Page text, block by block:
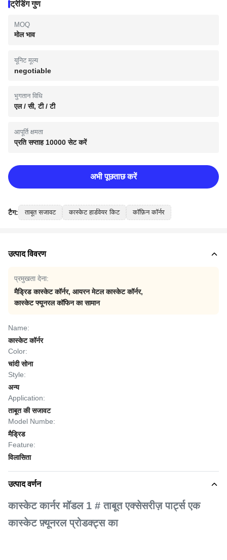
ट्रेडिंग गुण
MOQ
मोल भाव
यूनिट मूल्य
negotiable
भुगतान विधि
एल / सी, टी / टी
आपूर्ति क्षमता
प्रति सप्ताह 10000 सेट करें
अभी पूछताछ करें
टैग: ताबूत सजावट कास्केट हार्डवेयर किट कॉफ़िन कॉर्नर
उत्पाद विवरण
प्रमुखता देना:
मैड्रिड कास्केट कॉर्नर, आयरन मेटल कास्केट कॉर्नर,
कास्केट फ्यूनरल कॉफिन का सामान
Name:
कास्केट कॉर्नर
Color:
चांदी सोना
Style:
अन्य
Application:
ताबूत की सजावट
Model Numbe:
मैड्रिड
Feature:
विलासिता
उत्पाद वर्णन
कास्केट कार्नर मॉडल 1 # ताबूत एक्सेसरीज़ पार्ट्स एक
कास्केट फ़्यूनरल प्रोडक्ट्स का